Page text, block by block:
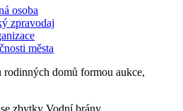
osoba
zpravodaj
města
rodinných domů formou aukce,
zbytky Vodní brány